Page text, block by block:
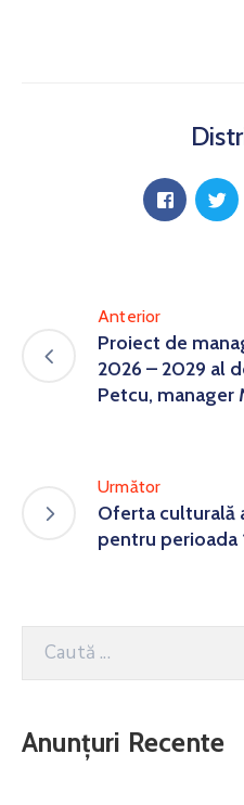
Anterior
Proiect de
2026 – 2029 al
Petcu, manager
Următor
Oferta culturală
pentru perioada
Anunțuri Recente